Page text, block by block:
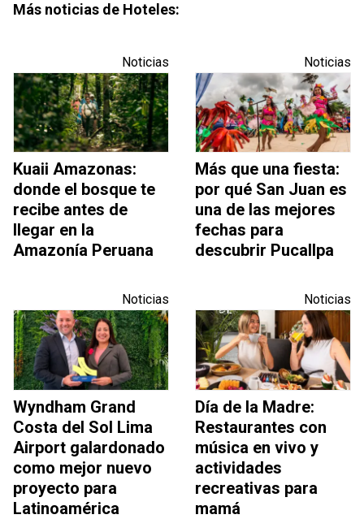
Más noticias de Hoteles:
Noticias
Kuaii Amazonas:
donde el bosque te
recibe antes de
llegar en la
Amazonía Peruana
Noticias
Más que una fiesta:
por qué San Juan es
una de las mejores
fechas para
descubrir Pucallpa
Noticias
Wyndham Grand
Costa del Sol Lima
Airport galardonado
como mejor nuevo
proyecto para
Latinoamérica
Noticias
Día de la Madre:
Restaurantes con
música en vivo y
actividades
recreativas para
mamá